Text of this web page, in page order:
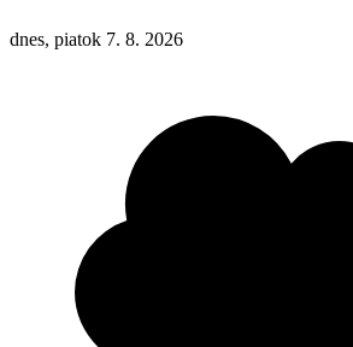
dnes, piatok 7. 8. 2026